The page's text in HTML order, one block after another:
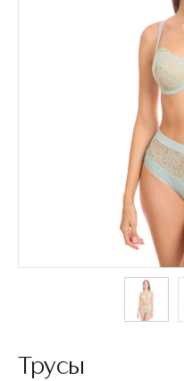
Трусы